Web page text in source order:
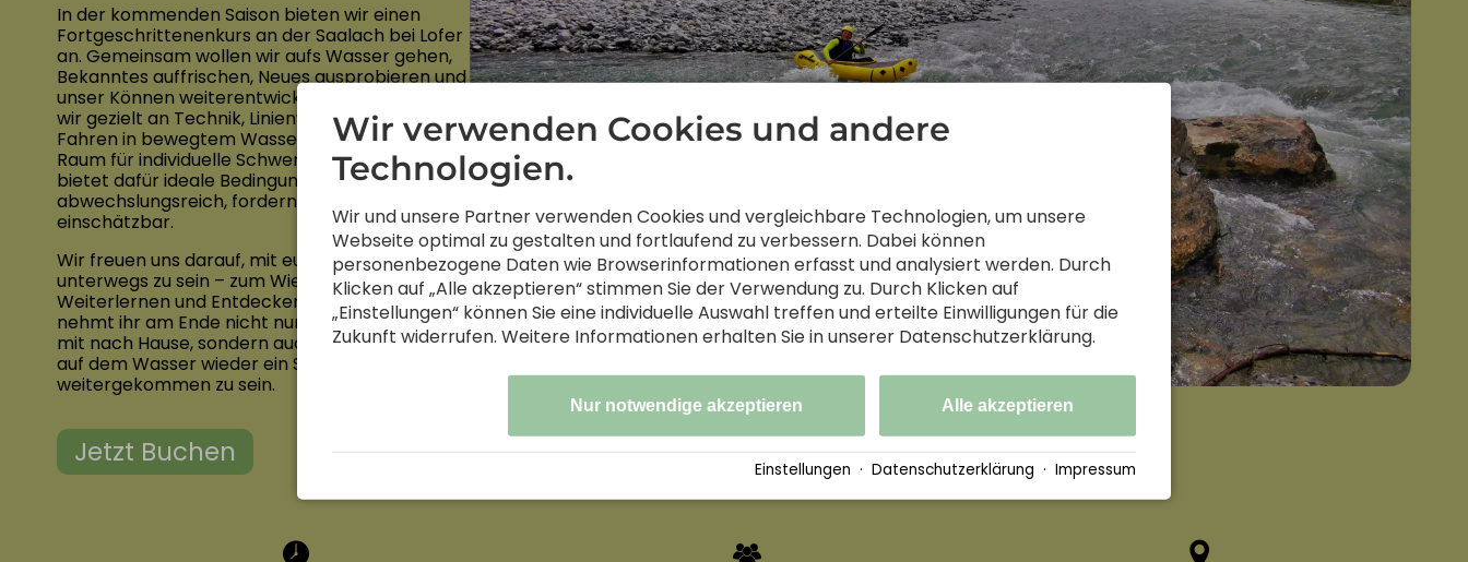
In der kommenden Saison bieten wir einen
Fortgeschrittenenkurs an der Saalach bei Lofer
an. Gemeinsam wollen wir aufs Wasser gehen,
Bekanntes auffrischen, Neues ausprobieren und
unser Können weiterentwickeln. Dabei arbeiten
wir gezielt an Technik, Linienwahl und sicherem
Fahren in bewegtem Wasser – mit ausreichend
Raum für individuelle Schwerpunkte. Die Saalach
bietet dafür ideale Bedingungen:
abwechslungsreich, fordernd, aber gut
einschätzbar.
Wir freuen uns darauf, mit euch auf der Saalach
unterwegs zu sein – zum Wiedersehen,
Weiterlernen und Entdecken. Und vielleicht
nehmt ihr am Ende nicht nur neue Fähigkeiten
mit nach Hause, sondern auch das gute Gefühl,
auf dem Wasser wieder ein Stück
weitergekommen zu sein.
Jetzt Buchen
Wir verwenden Cookies und andere
Technologien.
Wir und unsere Partner verwenden Cookies und vergleichbare Technologien, um unsere
Webseite optimal zu gestalten und fortlaufend zu verbessern. Dabei können
personenbezogene Daten wie Browserinformationen erfasst und analysiert werden. Durch
Klicken auf „Alle akzeptieren“ stimmen Sie der Verwendung zu. Durch Klicken auf
„Einstellungen“ können Sie eine individuelle Auswahl treffen und erteilte Einwilligungen für die
Zukunft widerrufen. Weitere Informationen erhalten Sie in unserer Datenschutzerklärung.
Alle akzeptieren
Nur notwendige akzeptieren
Einstellungen · Datenschutzerklärung · Impressum